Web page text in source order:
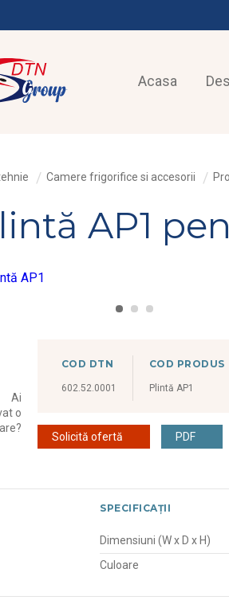
Acasa
Camere frigorifice si accesorii
AP1
Ai
o
COD DTN
602.52.0001
COD PRODUS
Plintă AP1
Solicită ofertă PDF
SPECIFICAȚII
Dimensiuni (W x D x H)
Culoare